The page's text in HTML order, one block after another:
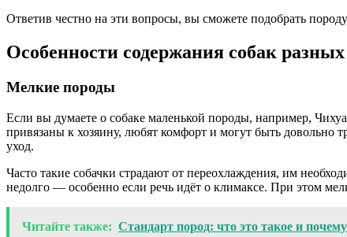
Ответив честно на эти вопросы, вы сможете подобрать
Особенности содержания собак
Мелкие породы
Если вы думаете о собаке маленькой породы, например,
привязаны к хозяину, любят комфорт и могут быть довольно
уход.
Часто такие собачки страдают от переохлаждения, им
недолго — особенно если речь идёт о климаксе. При этом
Читайте также: Стандарт пород: что это такое и